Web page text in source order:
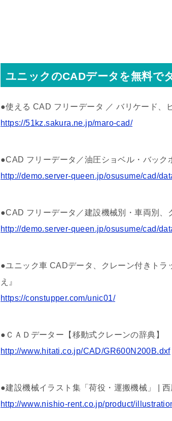
ユニックのCADデータを無料で
●使える CAD フリーデータ ／ バリケード、
https://51kz.sakura.ne.jp/maro-cad/
●CAD フリーデータ／油圧ショベル・バック
http://demo.server-queen.jp/osusume/cad/
●CAD フリーデータ／建設機械別・車両別、
http://demo.server-queen.jp/osusume/cad/
●ユニック車 CADデータ、クレーン付きト
え』
https://constupper.com/unic01/
●ＣＡＤデーター【移動式クレーンの辞典】
http://www.hitati.co.jp/CAD/GR600N200B.dxf
●建設機械イラスト集「荷役・運搬機械」 |
http://www.nishio-rent.co.jp/product/